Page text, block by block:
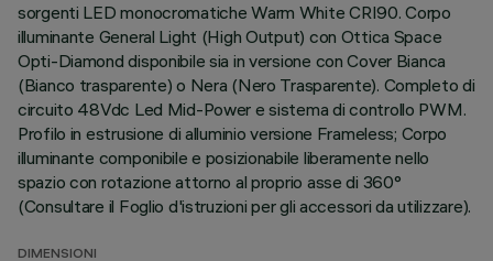
sorgenti LED monocromatiche Warm White CRI90. Corpo
illuminante General Light (High Output) con Ottica Space
Opti-Diamond disponibile sia in versione con Cover Bianca
(Bianco trasparente) o Nera (Nero Trasparente). Completo di
circuito 48Vdc Led Mid-Power e sistema di controllo PWM.
Profilo in estrusione di alluminio versione Frameless; Corpo
illuminante componibile e posizionabile liberamente nello
spazio con rotazione attorno al proprio asse di 360°
(Consultare il Foglio d'istruzioni per gli accessori da utilizzare).
DIMENSIONI